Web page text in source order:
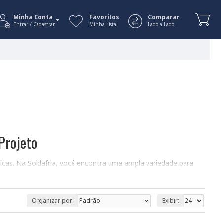
Minha Conta
Entrar / Cadastrar
Favoritos
Minha Lista
Comparar
Lado a Lado
Na Soldafria, você encontra uma ampla variedade para
Organizar por: Exibir: